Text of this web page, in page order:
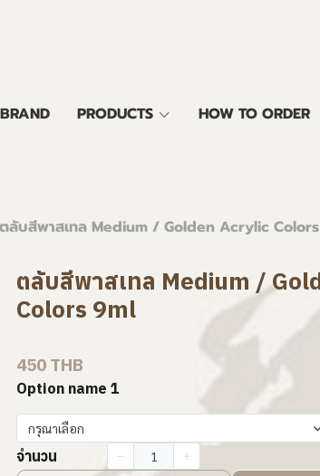
PRODUCTS HOW TO ORDER
ตลับสีพาสเทล Medium / Golden Acrylic
ตลับสีพาสเทล Medium /
Colors 9ml
450 THB
Option name 1
กรุณาเลือก
จำนวน